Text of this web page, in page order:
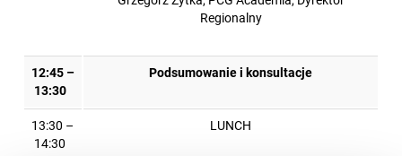
Regionalny
12:45 –
13:30
Podsumowanie i konsultacje
13:30 –
14:30
LUNCH